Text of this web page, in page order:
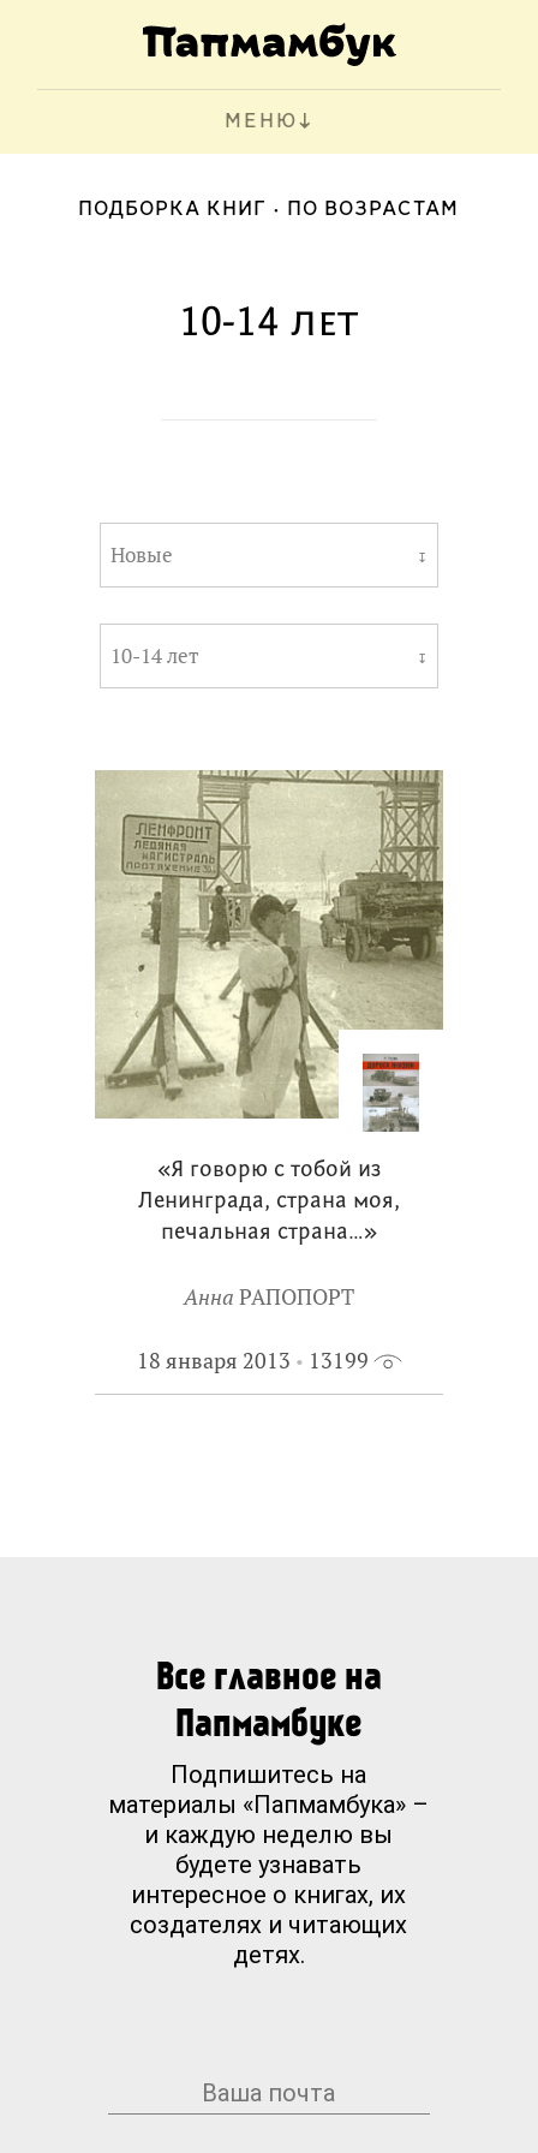
МЕНЮ
ПОДБОРКА КНИГ ПО ВОЗРАСТАМ
10-14 лет
Новые ↧
10-14 лет ↧
«Я говорю с тобой из
Ленинграда, страна моя,
печальная страна…»
Анна РАПОПОРТ
18 января 2013 13199
Все главное на
Папмамбуке
Подпишитесь на
материалы «Папмамбука» –
и каждую неделю вы
будете узнавать
интересное о книгах, их
создателях и читающих
детях.